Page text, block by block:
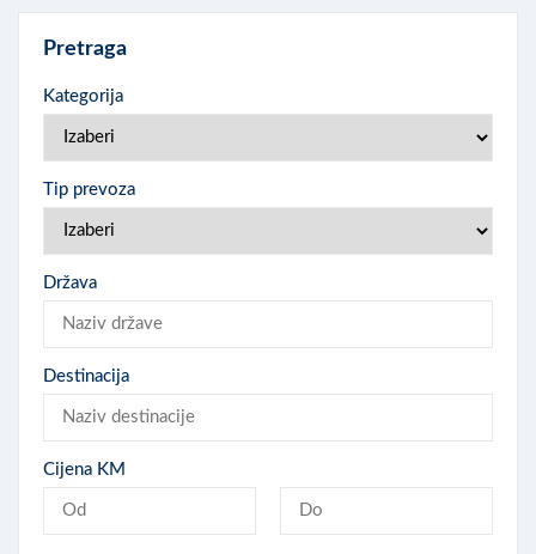
Pretraga
Kategorija
Tip prevoza
Država
Destinacija
Cijena KM